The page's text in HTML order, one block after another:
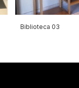
Biblioteca 03